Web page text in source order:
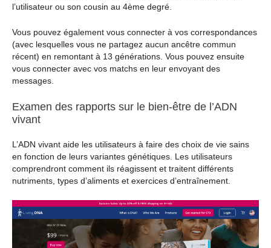
l’utilisateur ou son cousin au 4ème degré.
Vous pouvez également vous connecter à vos correspondances
(avec lesquelles vous ne partagez aucun ancêtre commun
récent) en remontant à 13 générations. Vous pouvez ensuite
vous connecter avec vos matchs en leur envoyant des
messages.
Examen des rapports sur le bien-être de l’ADN
vivant
L’ADN vivant aide les utilisateurs à faire des choix de vie sains
en fonction de leurs variantes génétiques. Les utilisateurs
comprendront comment ils réagissent et traitent différents
nutriments, types d’aliments et exercices d’entraînement.